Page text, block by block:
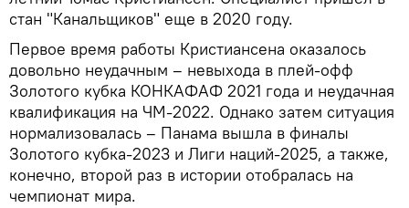
стан "Канальщиков" еще в 2020 году.
Первое время работы Кристиансена оказалось
довольно неудачным – невыхода в плей-офф
Золотого кубка КОНКАФАФ 2021 года и неудачная
квалификация на ЧМ-2022. Однако затем ситуация
нормализовалась – Панама вышла в финалы
Золотого кубка-2023 и Лиги наций-2025, а также,
конечно, второй раз в истории отобралась на
чемпионат мира.